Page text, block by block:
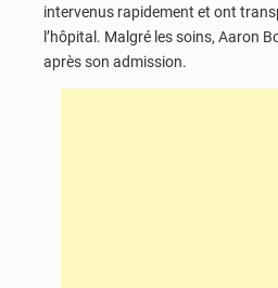
intervenus rapidement et ont
l’hôpital. Malgré les soins, Aaron
après son admission.